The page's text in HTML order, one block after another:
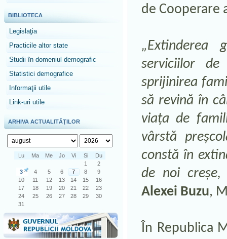
BIBLIOTECA
Legislaţia
Practicile altor state
Studii în domeniul demografic
Statistici demografice
Informaţii utile
Link-uri utile
ARHIVA ACTUALITĂŢILOR
Lu Ma Me Jo Vi Si
Du
1
2
3
4 5 6 7 8
9
10
11 12 13 14 15
16
17
18 19 20 21 22
23
24
25 26 27 28 29
30
31
de Cooperare
„Extinderea
serviciilor
sprijinirea
să revină în
viața de
vârstă
constă în
de noi creșe,
Alexei Buzu,
În Republica